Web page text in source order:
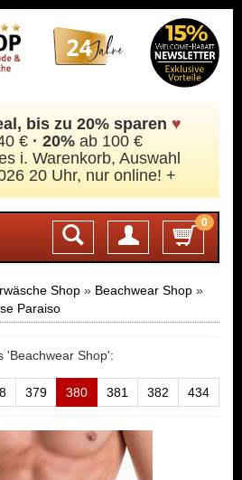
bis zu 20% sparen ♥
€ · 20% ab 100 €
i. Warenkorb, Auswahl
20 Uhr, nur online! +
0
Login
Shop » Beachwear Shop »
Paraiso
'Beachwear Shop':
379 380 381 382 434